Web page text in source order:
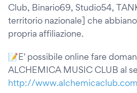
Club, Binario69, Studio54,
territorio nazionale] che
propria affiliazione.
📝E' possibile online fare
ALCHEMICA MUSIC CLUB al
http://